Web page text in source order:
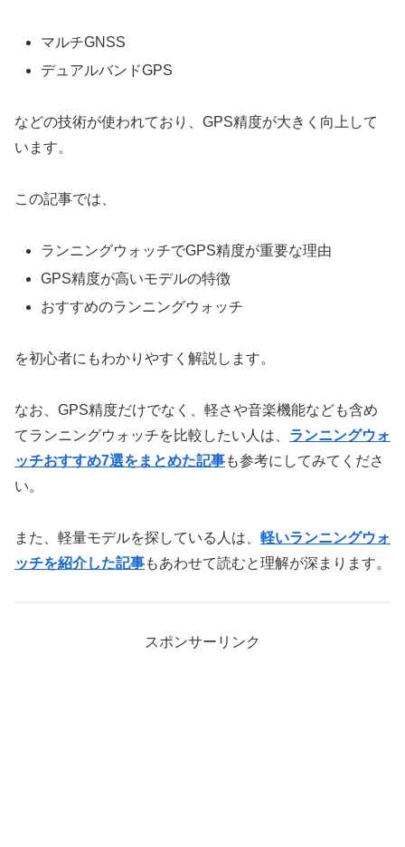
マルチGNSS
デュアルバンドGPS
などの技術が使われており、GPS精度が大きく向上して
います。
この記事では、
ランニングウォッチでGPS精度が重要な理由
GPS精度が高いモデルの特徴
おすすめのランニングウォッチ
を初心者にもわかりやすく解説します。
なお、GPS精度だけでなく、軽さや音楽機能なども含め
てランニングウォッチを比較したい人は、 ランニングウォ
ッチおすすめ7選をまとめた記事も参考にしてみてくださ
い。
また、軽量モデルを探している人は、 軽いランニングウォ
ッチを紹介した記事もあわせて読むと理解が深まります。
スポンサーリンク